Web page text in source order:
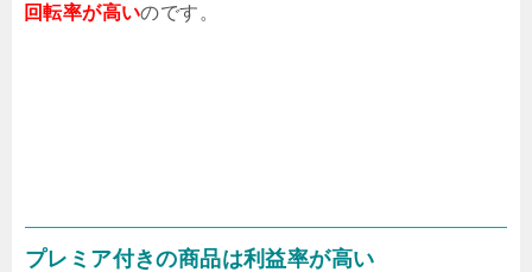
回転率が高いのです。
プレミア付きの商品は利益率が高い